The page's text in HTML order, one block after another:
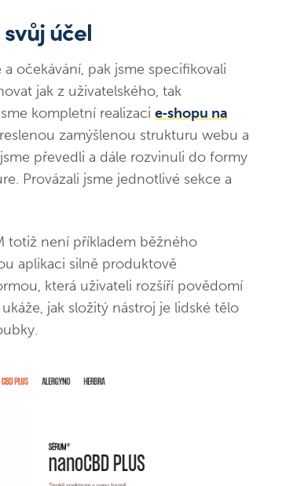
účel
očekávání, pak jsme specifikovali
jak z uživatelského, tak
kompletní realizaci e‑shopu na
zamýšlenou strukturu webu a
převedli a dále rozvinuli do formy
Provázali jsme jednotlivé sekce a
totiž není příkladem běžného
aplikaci silně produktově
která uživateli rozšíří povědomí
jak složitý nástroj je lidské tělo